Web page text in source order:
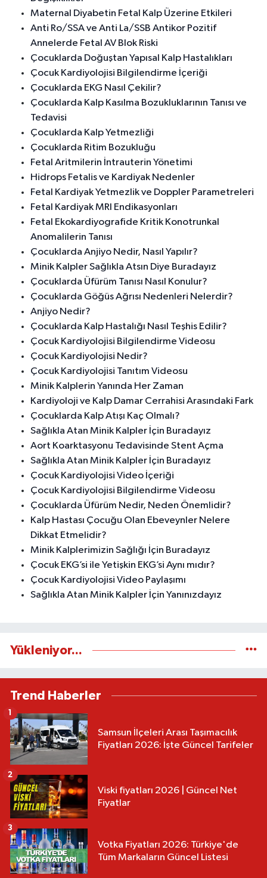
Maternal Diyabetin Fetal Kalp Üzerine Etkileri
Anti Ro/SSA ve Anti La/SSB Antikor Pozitif
Annelerde Fetal AV Blok Riski
Çocuklarda Doğuştan Yapısal Kalp Hastalıkları
Çocuk Kardiyolojisi Bilgilendirme İçeriği
Çocuklarda EKG Nasıl Çekilir?
Çocuklarda Kalp Kasılma Bozukluklarının Tanısı ve
Tedavisi
Çocuklarda Kalp Yetmezliği
Çocuklarda Ritim Bozukluğu
Fetal Aritmilerin İntrauterin Yönetimi
Hidrops Fetalis ve Kardiyak Nedenler
Fetal Kardiyak Yetmezlik ve Doppler Parametreleri
Fetal Kardiyak MRI Endikasyonları
Fetal Ekokardiyografide Kritik Konotrunkal
Anomalilerin Tanısı
Çocuklarda Anjiyo Nedir, Nasıl Yapılır?
Minik Kalpler Sağlıkla Atsın Diye Buradayız
Çocuklarda Üfürüm Tanısı Nasıl Konulur?
Çocuklarda Göğüs Ağrısı Nedenleri Nelerdir?
Anjiyo Nedir?
Çocuklarda Kalp Hastalığı Nasıl Teşhis Edilir?
Çocuk Kardiyolojisi Bilgilendirme Videosu
Çocuk Kardiyolojisi Nedir?
Çocuk Kardiyolojisi Tanıtım Videosu
Minik Kalplerin Yanında Her Zaman
Kardiyoloji ve Kalp Damar Cerrahisi Arasındaki Fark
Çocuklarda Kalp Atışı Kaç Olmalı?
Sağlıkla Atan Minik Kalpler İçin Buradayız
Aort Koarktasyonu Tedavisinde Stent Açma
Sağlıkla Atan Minik Kalpler İçin Buradayız
Çocuk Kardiyolojisi Video İçeriği
Çocuk Kardiyolojisi Bilgilendirme Videosu
Çocuklarda Üfürüm Nedir, Neden Önemlidir?
Kalp Hastası Çocuğu Olan Ebeveynler Nelere
Dikkat Etmelidir?
Minik Kalplerimizin Sağlığı İçin Buradayız
Çocuk EKG’si ile Yetişkin EKG’si Aynı mıdır?
Çocuk Kardiyolojisi Video Paylaşımı
Sağlıkla Atan Minik Kalpler İçin Yanınızdayız
Yükleniyor...
Trend Haberler
Samsun İlçeleri Arası Taşımacılık
Fiyatları 2026: İşte Güncel Tarifeler
1
Viski fiyatları 2026 | Güncel Net
Fiyatlar
2
Votka Fiyatları 2026: Türkiye'de
Tüm Markaların Güncel Listesi
3